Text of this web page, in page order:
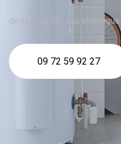
devis Chauffe eau
09 72 59 92 27